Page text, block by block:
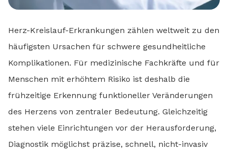
Herz-Kreislauf-Erkrankungen zählen weltweit zu den
häufigsten Ursachen für schwere gesundheitliche
Komplikationen. Für medizinische Fachkräfte und für
Menschen mit erhöhtem Risiko ist deshalb die
frühzeitige Erkennung funktioneller Veränderungen
des Herzens von zentraler Bedeutung. Gleichzeitig
stehen viele Einrichtungen vor der Herausforderung,
Diagnostik möglichst präzise, schnell, nicht-invasiv